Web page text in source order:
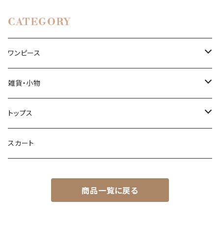
CATEGORY
ワンピース
ロングカフタンドレス
ショートカフタンドレス
ロングワンピース
雑貨・小物
ポーチ
トップス
ブラウス
スカート
商品一覧に戻る